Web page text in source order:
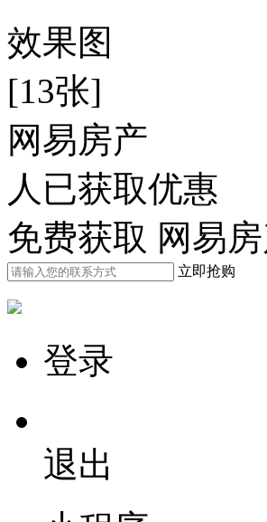
效果图
[13张]
网易房产
人已获取优惠
免费获取 网易
立即抢购
登录
退出